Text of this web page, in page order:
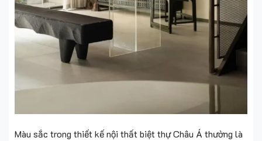
Màu sắc trong thiết kế nội thất biệt thự Châu Á thường là